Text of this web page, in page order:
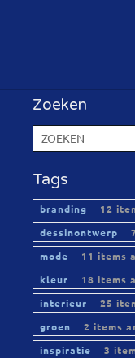
Zoeken
Tags
branding
12
dessinontwerp
mode
11 items
kleur
18 items
interieur
25
groen
2 items
inspiratie
3